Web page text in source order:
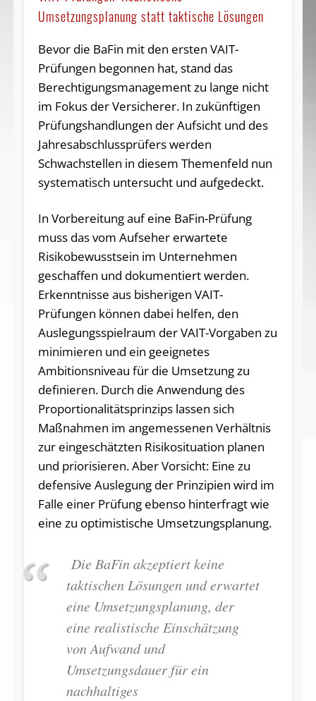
Umsetzungsplanung statt taktische Lösungen
Bevor die BaFin mit den ersten VAIT-
Prüfungen begonnen hat, stand das
Berechtigungsmanagement zu lange nicht
im Fokus der Versicherer. In zukünftigen
Prüfungshandlungen der Aufsicht und des
Jahresabschlussprüfers werden
Schwachstellen in diesem Themenfeld nun
systematisch untersucht und aufgedeckt.
In Vorbereitung auf eine BaFin-Prüfung
muss das vom Aufseher erwartete
Risikobewusstsein im Unternehmen
geschaffen und dokumentiert werden.
Erkenntnisse aus bisherigen VAIT-
Prüfungen können dabei helfen, den
Auslegungsspielraum der VAIT-Vorgaben zu
minimieren und ein geeignetes
Ambitionsniveau für die Umsetzung zu
definieren. Durch die Anwendung des
Proportionalitätsprinzips lassen sich
Maßnahmen im angemessenen Verhältnis
zur eingeschätzten Risikosituation planen
und priorisieren. Aber Vorsicht: Eine zu
defensive Auslegung der Prinzipien wird im
Falle einer Prüfung ebenso hinterfragt wie
eine zu optimistische Umsetzungsplanung.
Die BaFin akzeptiert keine
taktischen Lösungen und erwartet
eine Umsetzungsplanung, der
eine realistische Einschätzung
von Aufwand und
Umsetzungsdauer für ein
nachhaltiges